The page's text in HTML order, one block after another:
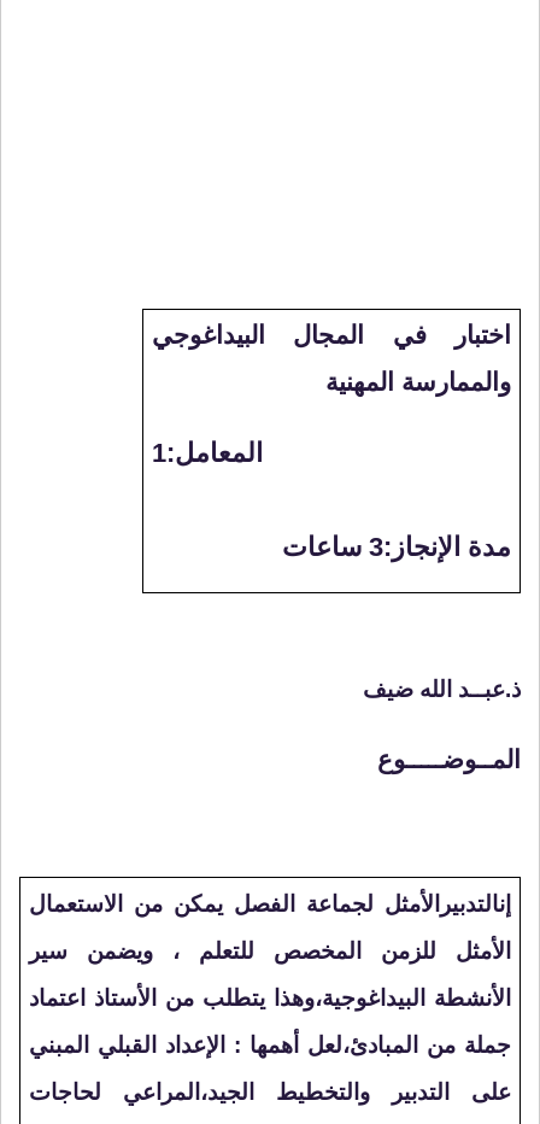
اختبار في المجال البيداغوجي
والممارسة المهنية
المعامل:1
مدة الإنجاز:3 ساعات
ذ.عبــد الله ضيف
المــوضـــــوع
إنالتدبيرالأمثل لجماعة الفصل يمكن من الاستعمال
الأمثل للزمن المخصص للتعلم ، ويضمن سير
الأنشطة البيداغوجية،وهذا يتطلب من الأستاذ اعتماد
جملة من المبادئ،لعل أهمها : الإعداد القبلي المبني
على التدبير والتخطيط الجيد،المراعي لحاجات